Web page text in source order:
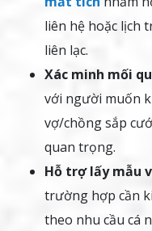
liên hệ hoặc lịch
liên lạc.
Xác minh mối
với người muốn
vợ/chồng sắp
quan trọng.
Hỗ trợ lấy mẫu
trường hợp cần
theo nhu cầu cá